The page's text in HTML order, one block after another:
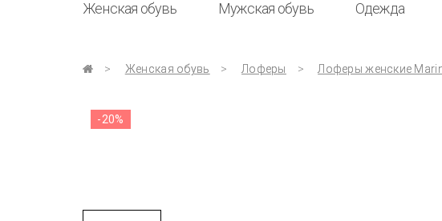
Женская обувь Мужская обувь Одежда
Женская обувь Лоферы Лоферы женские
-20%